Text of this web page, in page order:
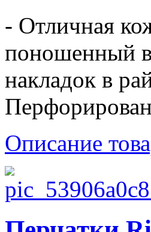
- Отличная
поношенный
накладок в
Описание